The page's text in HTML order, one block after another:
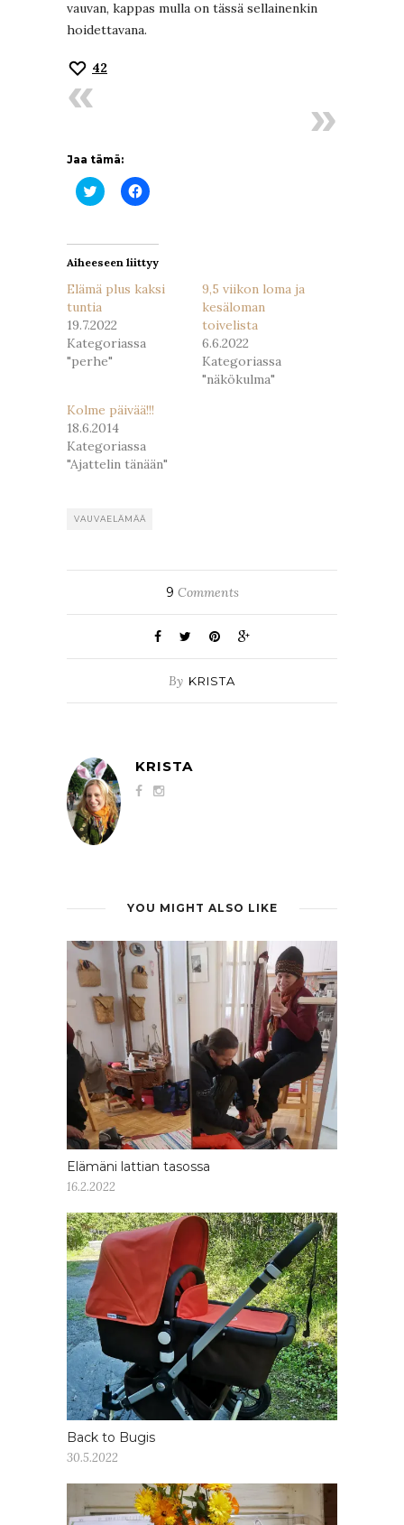
vauvan, kappas mulla on tässä sellainenkin
hoidettavana.
42
Jaa tämä:
Jaa
Twitterissä(Avautuu
Jaa
Facebookissa(Avautuu
Aiheeseen liittyy
Elämä plus kaksi
tuntia
19.7.2022
Kategoriassa
"perhe"
9,5 viikon loma ja
kesäloman
toivelista
6.6.2022
Kategoriassa
"näkökulma"
Kolme päivää!!!
18.6.2014
Kategoriassa
"Ajattelin tänään"
VAUVAELÄMÄÄ
9 Comments
By KRISTA
KRISTA
YOU MIGHT ALSO LIKE
Elämäni lattian tasossa
16.2.2022
Back to Bugis
30.5.2022